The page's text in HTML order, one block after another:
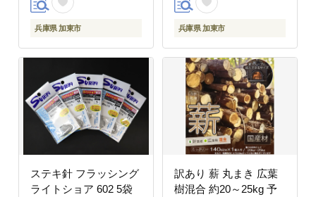
兵庫県 加東市 兵庫県 加東市
ステキ針 フラッシング
ライトショア 602 5袋
訳あり 薪 丸まき 広葉
樹混合 約20～25kg 予